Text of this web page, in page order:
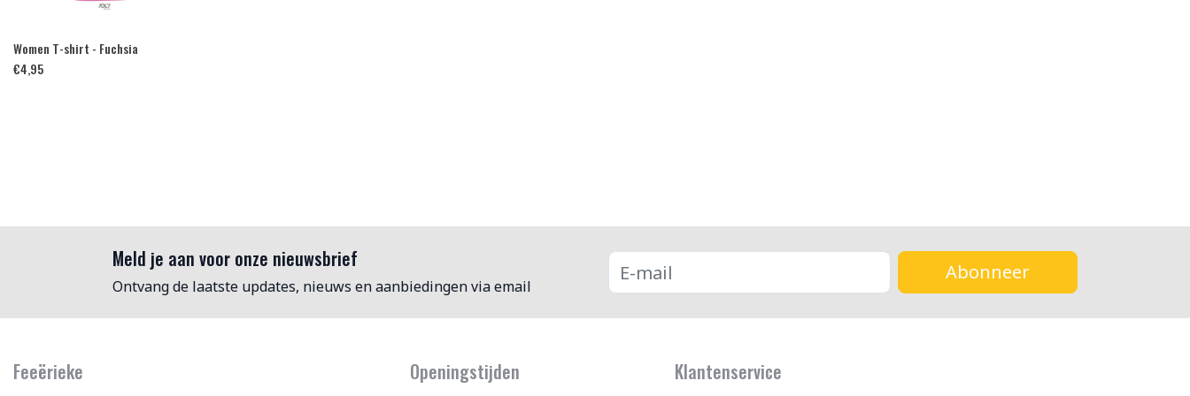
Women T-shirt - Fuchsia
€4,95
Meld je aan voor onze nieuwsbrief
Ontvang de laatste updates, nieuws en aanbiedingen via email
Abonneer
Feeërieke Openingstijden Klantenservice